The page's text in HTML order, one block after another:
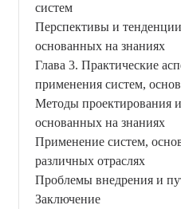
систем
Перспективы и
основанных на знаниях
Глава 3. Практические
применения систем,
Методы проектирования
основанных на знаниях
Применение систем,
различных отраслях
Проблемы внедрения и
Заключение